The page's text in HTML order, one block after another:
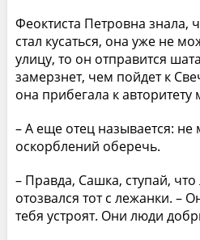
Феоктиста Петровна знала,
стал кусаться, она уже не
улицу, то он отправится
замерзнет, чем пойдет к
она прибегала к авторитету
– А еще отец называется: не
оскорблений оберечь.
– Правда, Сашка, ступай,
отозвался тот с лежанки. –
тебя устроят. Они люди